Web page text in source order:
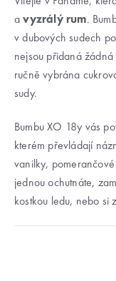
avyzrálý rum.
v dubových sudech
nejsou přidaná
ručně vybrána
sudy.
Bumbu XO 18y vás
kterém převládají
vanilky,
jednou ochutnáte,
kostkou ledu, nebo si